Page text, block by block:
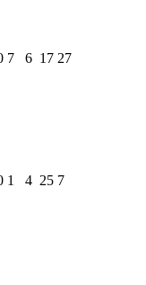
7 6 17 27
1 4 25 7